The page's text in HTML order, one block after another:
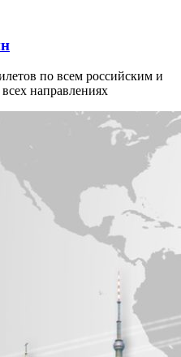
по всем российским и
направлениях